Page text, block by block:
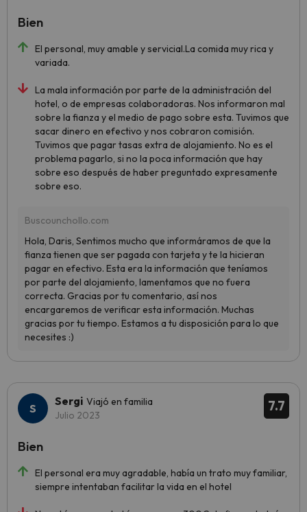
El personal, muy amable y servicial.La comida muy rica y
variada.
La mala información por parte de la administración del
hotel, o de empresas colaboradoras. Nos informaron mal
sobre la fianza y el medio de pago sobre esta. Tuvimos que
sacar dinero en efectivo y nos cobraron comisión.
Tuvimos que pagar tasas extra de alojamiento. No es el
problema pagarlo, si no la poca información que hay
sobre eso después de haber preguntado expresamente
sobre eso.
Bien
7.7
Sergi Viajó en familia
Julio 2023
El personal era muy agradable, había un trato muy familiar,
siempre intentaban facilitar la vida en el hotel
Bien